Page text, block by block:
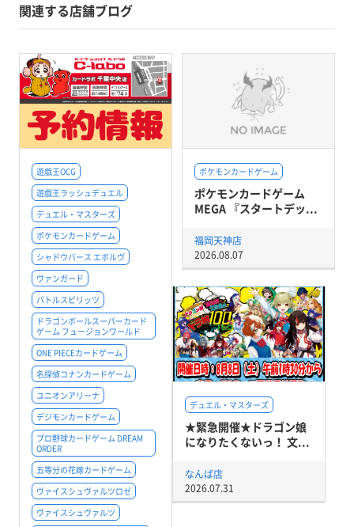
関連する店舗ブログ
遊戯王OCG
遊戯王ラッシュデュエル
デュエル・マスターズ
ポケモンカードゲーム
シャドウバース エボルヴ
ヴァンガード
バトルスピリッツ
ドラゴンボールスーパーカード
ゲーム フュージョンワールド
ONE PIECEカードゲーム
名探偵コナンカードゲーム
ユニオンアリーナ
デジモンカードゲーム
プロ野球カードゲーム DREAM
ORDER
五等分の花嫁カードゲーム
ヴァイスシュヴァルツロゼ
ヴァイスシュヴァルツ
ポケモンカードゲーム
ポケモンカードゲーム
MEGA 『スタートデッ...
福岡天神店
2026.08.07
デュエル・マスターズ
★緊急開催★ドラゴン娘
になりたくないっ！ 文...
なんば店
2026.07.31